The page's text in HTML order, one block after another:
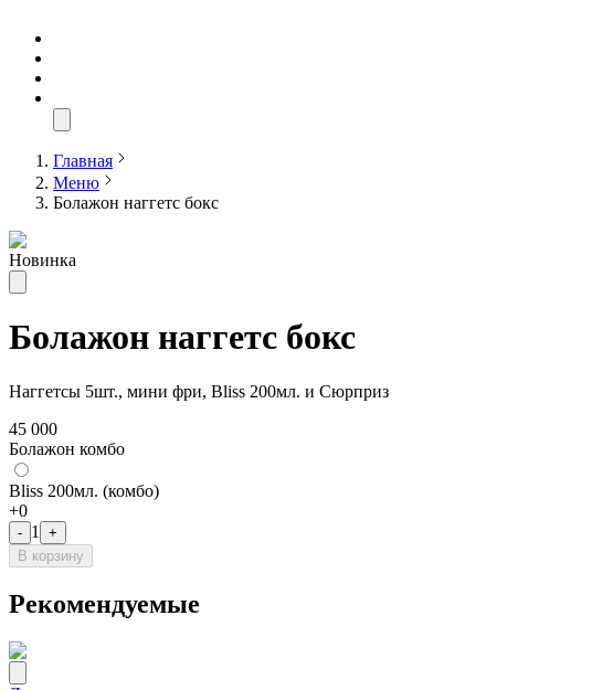
Главная
Меню
Болажон наггетс бокс
Новинка
Болажон наггетс бокс
Наггетсы 5шт., мини фри, Bliss 200мл. и Сюрприз
45 000
Болажон комбо
Bliss 200мл. (комбо)
+0
- 1
+
В корзину
Рекомендуемые